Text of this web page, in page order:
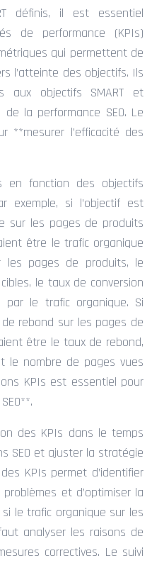
définis, il est essentiel
de performance (KPIs)
qui permettent de
l’atteinte des objectifs. Ils
aux objectifs SMART et
la performance SEO. Le
**mesurer l’efficacité des
en fonction des objectifs
exemple, si l’objectif est
sur les pages de produits
être le trafic organique
les pages de produits, le
le taux de conversion
par le trafic organique. Si
rebond sur les pages de
être le taux de rebond,
le nombre de pages vues
KPIs est essentiel pour
des KPIs dans le temps
SEO et ajuster la stratégie
KPIs permet d’identifier
et d’optimiser la
si le trafic organique sur les
analyser les raisons de
correctives. Le suivi